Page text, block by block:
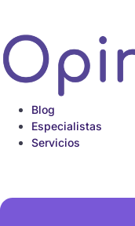
contenido
Blog
Especialistas
Servicios